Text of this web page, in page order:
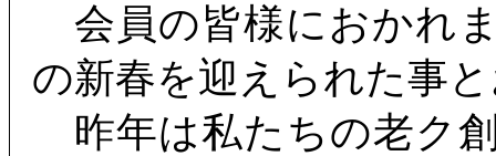
会員の皆様におかれ
の新春を迎えられた事
昨年は私たちの老ク